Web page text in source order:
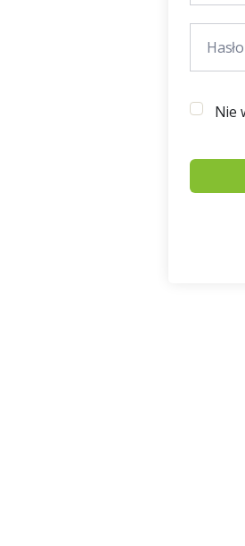
Nie